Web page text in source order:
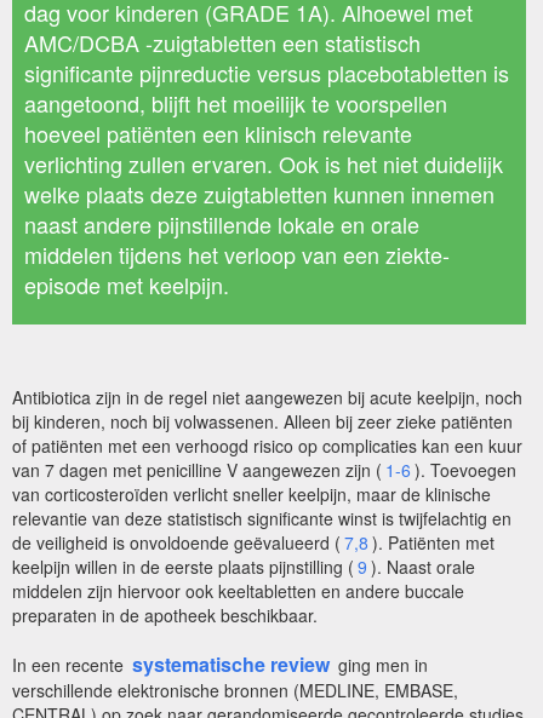
dag voor kinderen (GRADE 1A). Alhoewel met
AMC/DCBA -zuigtabletten een statistisch
significante pijnreductie versus placebotabletten is
aangetoond, blijft het moeilijk te voorspellen
hoeveel patiënten een klinisch relevante
verlichting zullen ervaren. Ook is het niet duidelijk
welke plaats deze zuigtabletten kunnen innemen
naast andere pijnstillende lokale en orale
middelen tijdens het verloop van een ziekte-
episode met keelpijn.
Antibiotica zijn in de regel niet aangewezen bij acute keelpijn, noch
bij kinderen, noch bij volwassenen. Alleen bij zeer zieke patiënten
of patiënten met een verhoogd risico op complicaties kan een kuur
van 7 dagen met penicilline V aangewezen zijn ( 1-6 ). Toevoegen
van corticosteroïden verlicht sneller keelpijn, maar de klinische
relevantie van deze statistisch significante winst is twijfelachtig en
de veiligheid is onvoldoende geëvalueerd ( 7,8 ). Patiënten met
keelpijn willen in de eerste plaats pijnstilling ( 9 ). Naast orale
middelen zijn hiervoor ook keeltabletten en andere buccale
preparaten in de apotheek beschikbaar.
In een recente systematische review ging men in
verschillende elektronische bronnen (MEDLINE, EMBASE,